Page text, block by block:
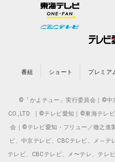
番組 ショート プレミア
©「かよチュー」実行委員会｜©中
CO.,LTD. ｜©テレビ愛知｜©東海テレ
会｜©テレビ愛知・フリュー／徹之進
ビ、中京テレビ、CBCテレビ、メ～
テレビ、CBCテレビ、メ〜テレ、テ